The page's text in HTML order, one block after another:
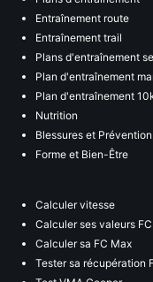
Entraînement route
Entraînement trail
Plans d'entraînement
Plan d'entraînement
Plan d'entraînement
Nutrition
Blessures et Prévention
Forme et Bien-Être
Calculer vitesse
Calculer ses valeurs
Calculer sa FC Max
Tester sa récupération